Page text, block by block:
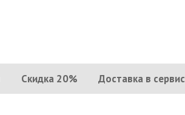
Скидка 20% Доставка в сервис